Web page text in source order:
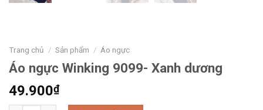
Trang chủ / Sản phẩm / Áo ngực
Áo ngực Winking 9099- Xanh dương
49.900₫